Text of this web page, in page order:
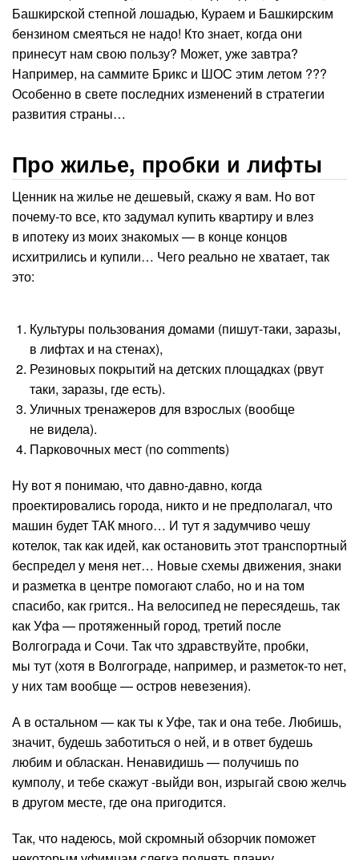
Башкирской степной лошадью, Кураем и Башкирским
бензином смеяться не надо! Кто знает, когда они
принесут нам свою пользу? Может, уже завтра?
Например, на саммите Брикс и ШОС этим летом ???
Особенно в свете последних изменений в стратегии
развития страны…
Про жилье, пробки и лифты
Ценник на жилье не дешевый, скажу я вам. Но вот
почему-то все, кто задумал купить квартиру и влез
в ипотеку из моих знакомых — в конце концов
исхитрились и купили… Чего реально не хватает, так
это:
Культуры пользования домами (пишут-таки, заразы,
в лифтах и на стенах),
Резиновых покрытий на детских площадках (рвут
таки, заразы, где есть).
Уличных тренажеров для взрослых (вообще
не видела).
Парковочных мест (no comments)
Ну вот я понимаю, что давно-давно, когда
проектировались города, никто и не предполагал, что
машин будет ТАК много… И тут я задумчиво чешу
котелок, так как идей, как остановить этот транспортный
беспредел у меня нет… Новые схемы движения, знаки
и разметка в центре помогают слабо, но и на том
спасибо, как грится.. На велосипед не пересядешь, так
как Уфа — протяженный город, третий после
Волгограда и Сочи. Так что здравствуйте, пробки,
мы тут (хотя в Волгограде, например, и разметок-то нет,
у них там вообще — остров невезения).
А в остальном — как ты к Уфе, так и она тебе. Любишь,
значит, будешь заботиться о ней, и в ответ будешь
любим и обласкан. Ненавидишь — получишь по
кумполу, и тебе скажут -выйди вон, изрыгай свою желчь
в другом месте, где она пригодится.
Так, что надеюсь, мой скромный обзорчик поможет